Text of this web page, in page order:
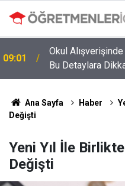
09:01
Okul
Bu Detaylara
Ana Sayfa Haber
Değişti
Yeni Yıl İle
Değişti